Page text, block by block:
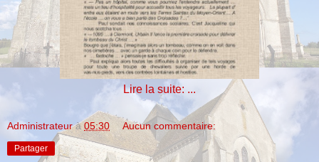
Lire la suite: ...
Administrateur à05:30 Aucun commentaire:
Partager